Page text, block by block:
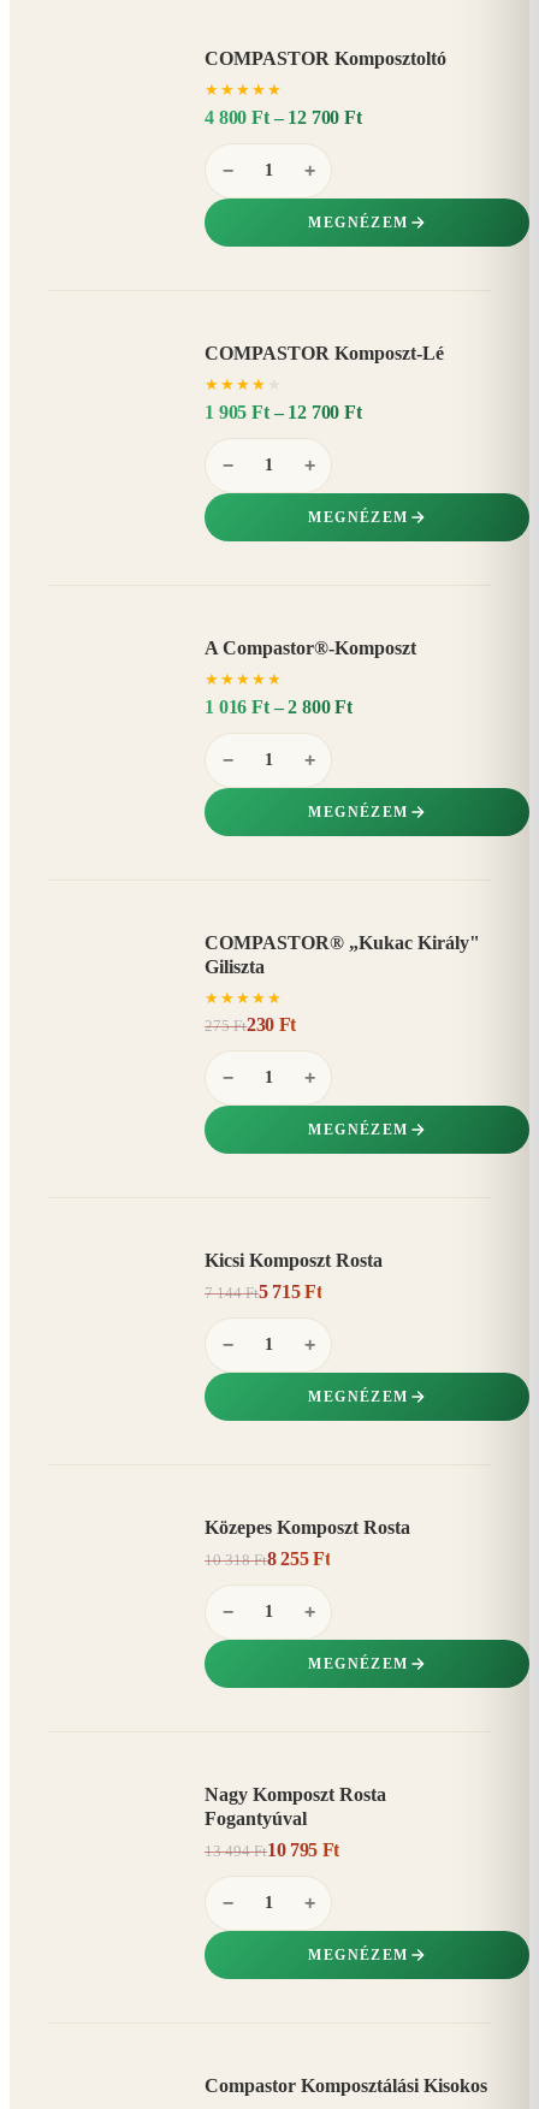
COMPASTOR Komposztoltó
★ ★ ★ ★ ★
4 800 Ft – 12 700 Ft
− +
MEGNÉZEM
COMPASTOR Komposzt-Lé
★ ★ ★ ★
1 905 Ft – 12 700 Ft
− +
MEGNÉZEM
A Compastor®-Komposzt
★ ★ ★ ★ ★
1 016 Ft – 2 800 Ft
− +
MEGNÉZEM
COMPASTOR® „Kukac Király"
Giliszta
★ ★ ★ ★ ★
275 Ft230 Ft
− +
MEGNÉZEM
Kicsi Komposzt Rosta
7 144 Ft5 715 Ft
− +
MEGNÉZEM
Közepes Komposzt Rosta
10 318 Ft8 255 Ft
− +
MEGNÉZEM
Nagy Komposzt Rosta
Fogantyúval
13 494 Ft10 795 Ft
− +
MEGNÉZEM
Compastor Komposztálási Kisokos